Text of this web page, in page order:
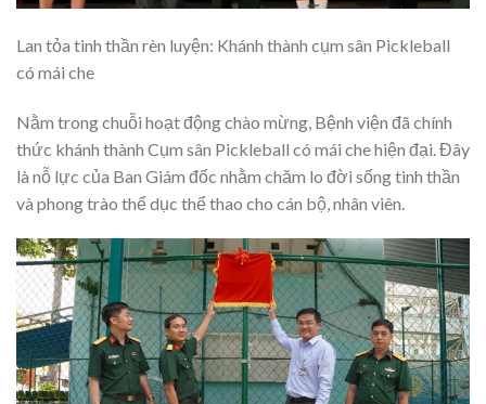
Lan tỏa tinh thần rèn luyện: Khánh thành cụm sân Pickleball
có mái che
Nằm trong chuỗi hoạt động chào mừng, Bệnh viện đã chính
thức khánh thành Cụm sân Pickleball có mái che hiện đại. Đây
là nỗ lực của Ban Giám đốc nhằm chăm lo đời sống tinh thần
và phong trào thể dục thể thao cho cán bộ, nhân viên.